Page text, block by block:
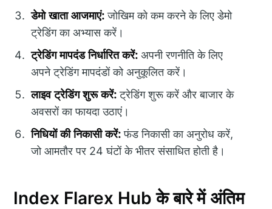
डेमो खाता आजमाएं:जोखिम को कम करने के लिए डेमो
ट्रेडिंग का अभ्यास करें।
ट्रेडिंग मापदंड निर्धारित करें: अपनी रणनीति के लिए
अपने ट्रेडिंग मापदंडों को अनुकूलित करें।
लाइव ट्रेडिंग शुरू करें:ट्रेडिंग शुरू करें और बाजार के
अवसरों का फायदा उठाएं।
निधियों की निकासी करें:फंड निकासी का अनुरोध करें,
जो आमतौर पर 24 घंटों के भीतर संसाधित होती है।
Index Flarex Hub के बारे में अंतिम